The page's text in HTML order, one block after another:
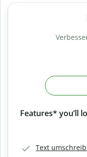
Features* you’ll
Text